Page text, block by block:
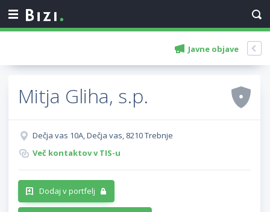
Javne objave
Mitja Gliha, s.p.
Dečja vas 10A, Dečja vas, 8210 Trebnje
Več kontaktov v TIS-u
Dodaj v portfelj